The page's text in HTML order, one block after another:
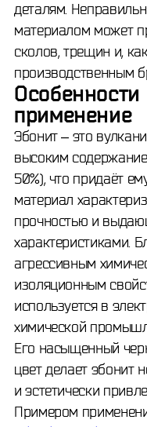
деталям.
материалом может
сколов, трещин и,
производственным
применение
Эбонит – это
высоким
50%), что придаёт
материал
прочностью и
характеристиками.
агрессивным
изоляционным
используется в
химической
Его насыщенный
цвет делает эбонит
и эстетически
Примером